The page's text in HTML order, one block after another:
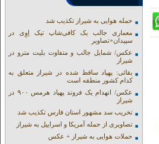
حمله هوایی به شیراز تکذیب شد
معماری جالب یک کافی‌شاپ تیک اِوِی در
سپیدان+تصاویر
عکس/ شمایل جالب و متفاوت بلیت مترو در
شیراز
بقائی: پهپاد ساقط شده در شیراز متعلق به
کدام کشور منطقه است
عکس/ انهدام یک فروند پهپاد هرمس ۹۰۰ در
شیراز
تخریب سد مشهور استان فارس تکذیب شد
تصاویری از حمله آمریکا و اسراییل به شیراز
حملات هوایی به شیراز + عکس